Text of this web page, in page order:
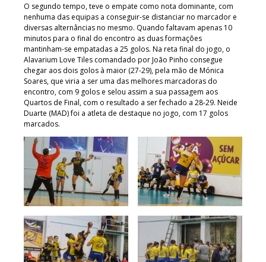
O segundo tempo, teve o empate como nota dominante, com
nenhuma das equipas a conseguir-se distanciar no marcador e
diversas alternâncias no mesmo. Quando faltavam apenas 10
minutos para o final do encontro as duas formações
mantinham-se empatadas a 25 golos. Na reta final do jogo, o
Alavarium Love Tiles comandado por João Pinho consegue
chegar aos dois golos à maior (27-29), pela mão de Mónica
Soares, que viria a ser uma das melhores marcadoras do
encontro, com 9 golos e selou assim a sua passagem aos
Quartos de Final, com o resultado a ser fechado a 28-29. Neide
Duarte (MAD) foi a atleta de destaque no jogo, com 17 golos
marcados.